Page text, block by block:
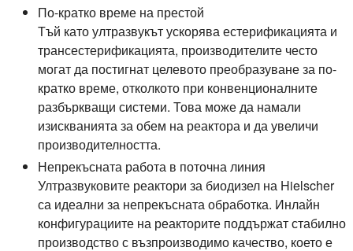
По-кратко време на престой
Тъй като ултразвукът ускорява естерификацията и
трансестерификацията, производителите често
могат да постигнат целевото преобразуване за по-
кратко време, отколкото при конвенционалните
разбъркващи системи. Това може да намали
изискванията за обем на реактора и да увеличи
производителността.
Непрекъсната работа в поточна линия
Ултразвуковите реактори за биодизел на Hielscher
са идеални за непрекъсната обработка. Инлайн
конфигурациите на реакторите поддържат стабилно
производство с възпроизводимо качество, което е